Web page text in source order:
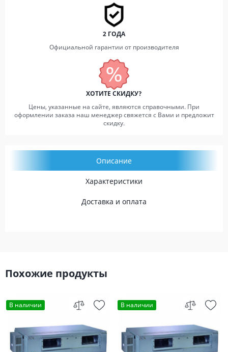
2 ГОДА
Официальной гарантии от производителя
ХОТИТЕ СКИДКУ?
Цены, указанные на сайте, являются справочными. При
оформлении заказа наш менеджер свяжется с Вами и предложит
скидку.
Описание
Характеристики
Доставка и оплата
Похожие продукты
В наличии В наличии